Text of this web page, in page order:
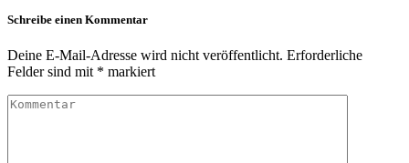
Schreibe einen Kommentar
Deine E-Mail-Adresse wird nicht veröffentlicht. Erforderliche
Felder sind mit * markiert